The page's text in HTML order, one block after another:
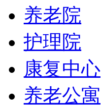
养老院
护理院
康复中心
养老公寓